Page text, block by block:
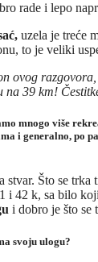
rade i lepo
uzela je treće
to je veliki
ovog
na 39 km!
mnogo više
i generalno, po
stvar. Što se trka
i 42 k, sa bilo
i dobro je što se
svoju ulogu?